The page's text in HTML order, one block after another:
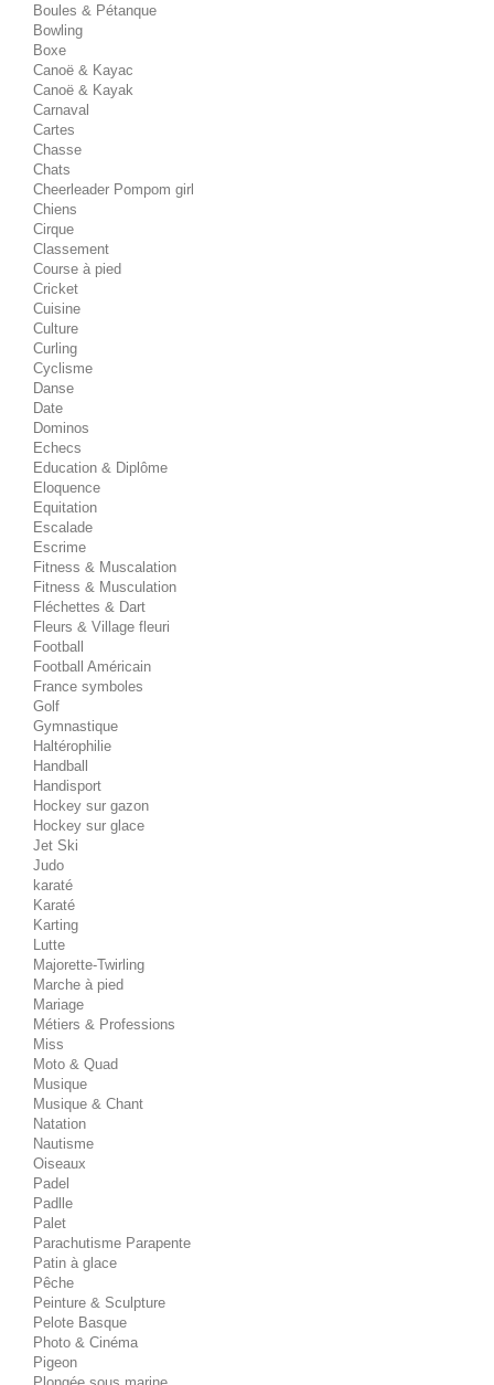
Boules & Pétanque
Bowling
Boxe
Canoë & Kayac
Canoë & Kayak
Carnaval
Cartes
Chasse
Chats
Cheerleader Pompom girl
Chiens
Cirque
Classement
Course à pied
Cricket
Cuisine
Culture
Curling
Cyclisme
Danse
Date
Dominos
Echecs
Education & Diplôme
Eloquence
Equitation
Escalade
Escrime
Fitness & Muscalation
Fitness & Musculation
Fléchettes & Dart
Fleurs & Village fleuri
Football
Football Américain
France symboles
Golf
Gymnastique
Haltérophilie
Handball
Handisport
Hockey sur gazon
Hockey sur glace
Jet Ski
Judo
karaté
Karaté
Karting
Lutte
Majorette-Twirling
Marche à pied
Mariage
Métiers & Professions
Miss
Moto & Quad
Musique
Musique & Chant
Natation
Nautisme
Oiseaux
Padel
Padlle
Palet
Parachutisme Parapente
Patin à glace
Pêche
Peinture & Sculpture
Pelote Basque
Photo & Cinéma
Pigeon